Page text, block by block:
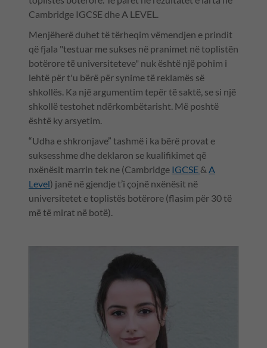
Cambridge IGCSE dhe A LEVEL.
Menjëherë duhet të tërheqim vëmendjen e prindit
që fjala "testuar me sukses në pranimet në toplistën
botërore të universiteteve" nuk është një pohim i
lehtë për t'u bërë për synime të reklamës së
shkollës. Ka një argumentim tepër të saktë, se si një
shkollë testohet ndërkombëtarisht. Më poshtë
është ky arsyetim.
“Udha e shkronjave” tashmë i ka bërë provat e
suksesshme dhe deklaron se kualifikimet që
nxënësit marrin tek ne (Cambridge IGCSE & A
Level) janë në gjendje t’i çojnë nxënësit në
universitetet e toplistës botërore (flasim për 30 të
më të mirat në botë).